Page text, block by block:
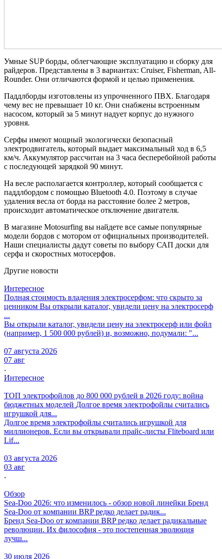
Умные SUP борды, облегчающие эксплуатацию и сборку для
райдеров. Представлены в 3 вариантах: Cruiser, Fisherman, All-
Rounder. Они отличаются формой и целью применения.
Паддлборды изготовлены из упрочненного ПВХ. Благодаря
чему вес не превышает 10 кг. Они снабжены встроенным
насосом, который за 5 минут надует корпус до нужного
уровня.
Серфы имеют мощный экологически безопасный
электродвигатель, который выдает максимальный ход в 6,5
км/ч. Аккумулятор рассчитан на 3 часа бесперебойной работы
с последующей зарядкой 90 минут.
На весле располагается контроллер, который сообщается с
паддлбордом с помощью Bluetooth 4.0. Поэтому в случае
удаления весла от борда на расстояние более 2 метров,
происходит автоматическое отключение двигателя.
В магазине Motosurfing вы найдете все самые популярные
модели бордов с мотором от официальных производителей.
Наши специалисты дадут советы по выбору САП доски для
серфа и скоростных мотосерфов.
Другие новости
Интересное
Полная стоимость владения электросерфом: что скрыто за
ценником Вы открыли каталог, увидели цену на электросерф
...
Вы открыли каталог, увидели цену на электросерф или фойл
(например, 1 500 000 рублей) и, возможно, подумали: "...
07 августа 2026
07 авг
Интересное
ТОП электрофойлов до 800 000 рублей в 2026 году: война
бюджетных моделей Долгое время электрофойлы считались
игрушкой для...
Долгое время электрофойлы считались игрушкой для
миллионеров. Если вы открывали прайс-листы Fliteboard или
Lif...
03 августа 2026
03 авг
Обзор
Sea-Doo 2026: что изменилось - обзор новой линейки Бренд
Sea-Doo от компании BRP редко делает радик...
Бренд Sea-Doo от компании BRP редко делает радикальные
революции. Их философия - это постепенная эволюция
лучш...
30 июля 2026